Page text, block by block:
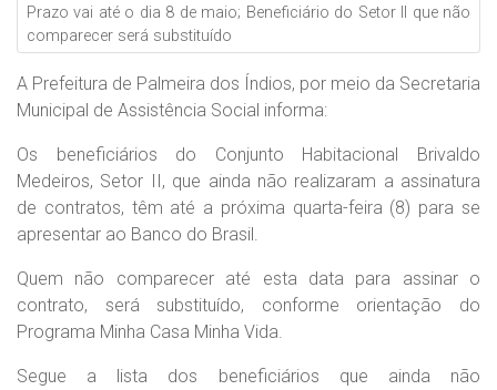
Prazo vai até o dia 8 de maio; Beneficiário do Setor II que não
comparecer será substituído
A Prefeitura de Palmeira dos Índios, por meio da Secretaria
Municipal de Assistência Social informa:
Os beneficiários do Conjunto Habitacional Brivaldo
Medeiros, Setor II, que ainda não realizaram a assinatura
de contratos, têm até a próxima quarta-feira (8) para se
apresentar ao Banco do Brasil.
Quem não comparecer até esta data para assinar o
contrato, será substituído, conforme orientação do
Programa Minha Casa Minha Vida.
Segue a lista dos beneficiários que ainda não